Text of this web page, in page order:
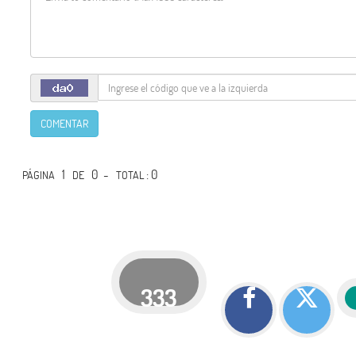
COMENTAR
PÁGINA 1 DE 0 -TOTAL: 0
333